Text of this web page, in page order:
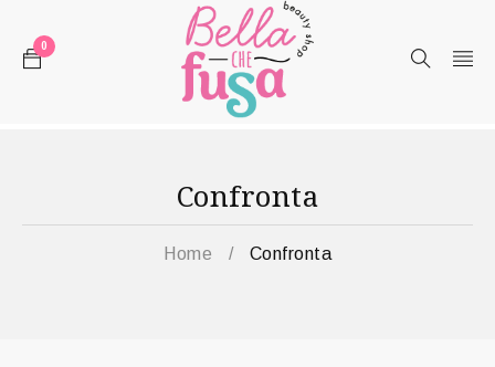
0
Confronta
Home / Confronta